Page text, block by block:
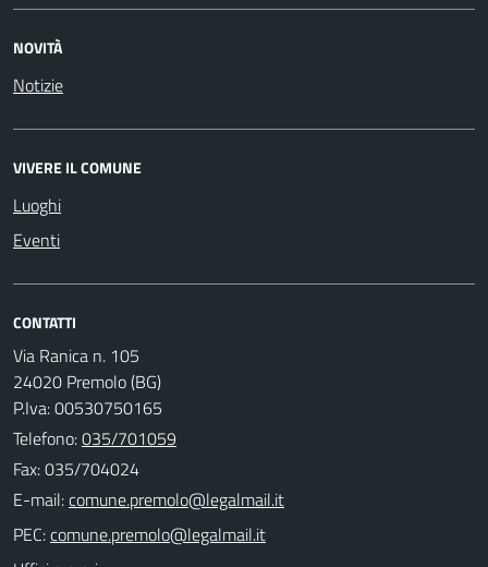
NOVITÀ
Notizie
VIVERE IL COMUNE
Luoghi
Eventi
CONTATTI
Via Ranica n. 105
24020 Premolo (BG)
P.Iva: 00530750165
Telefono:035/701059
Fax: 035/704024
E-mail:
PEC: